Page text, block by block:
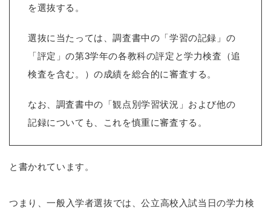
を選抜する。
選抜に当たっては、調査書中の「学習の記録」の
「評定」の第3学年の各教科の評定と学力検査（追
検査を含む。）の成績を総合的に審査する。
なお、調査書中の「観点別学習状況」および他の
記録についても、これを慎重に審査する。
と書かれています。
つまり、一般入学者選抜では、公立高校入試当日の学力検